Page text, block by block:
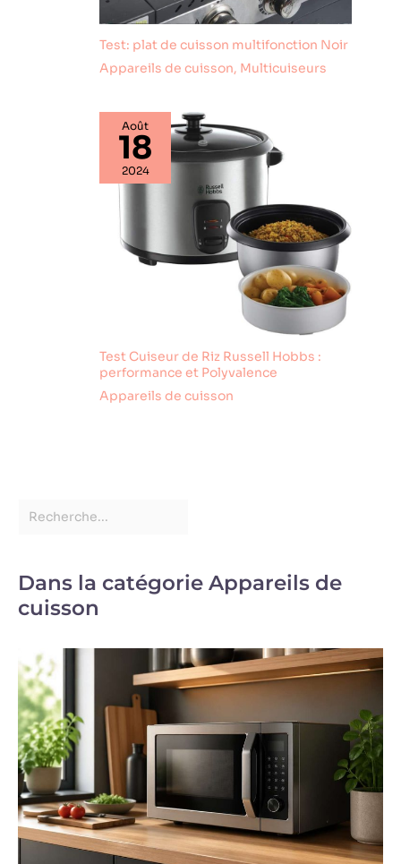
cet appareil est le choix
airfryer xxl par
Test: plat de cuisson multifonction Noir
Appareils de cuisson, Multicuiseurs
Août
18
2024
Test Cuiseur de Riz Russell Hobbs :
performance et Polyvalence
Appareils de cuisson
Dans la catégorie Appareils de
cuisson